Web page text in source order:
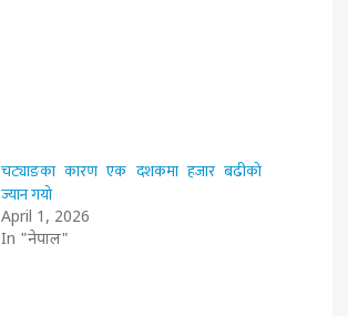
चट्याङका कारण एक दशकमा हजार बढीको
ज्यान गयो
April 1, 2026
In "नेपाल"